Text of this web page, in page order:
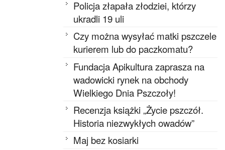
Policja złapała złodziei, którzy
ukradli 19 uli
Czy można wysyłać matki pszczele
kurierem lub do paczkomatu?
Fundacja Apikultura zaprasza na
wadowicki rynek na obchody
Wielkiego Dnia Pszczoły!
Recenzja książki „Życie pszczół.
Historia niezwykłych owadów”
Maj bez kosiarki